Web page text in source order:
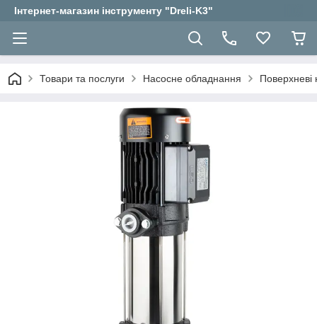
Інтернет-магазин інструменту "Dreli-K3"
Товари та послуги Насосне обладнання Поверхневі